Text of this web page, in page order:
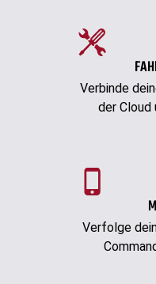
Verbinde
der Cloud
Verfolge